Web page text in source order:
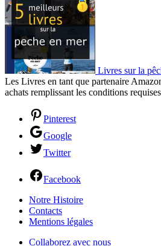
Livres sur la
Les Livres en tant que partenaire
achats remplissant les conditions
Pinterest
Google
Twitter
Facebook
Notre Histoire
Contacts
Mentions légales
Collaborez avec nous